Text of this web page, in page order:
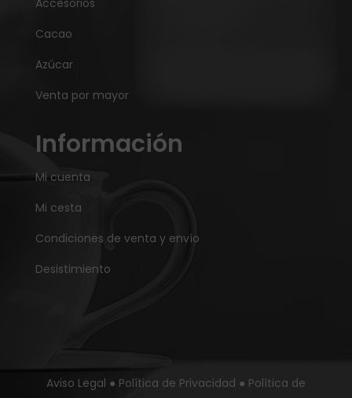
Accesorios
Cacao
Azúcar
Venta por mayor
Información
Mi cuenta
Mi cesta
Condiciones de venta y envío
Desistimiento
Aviso Legal ● Política de Privacidad ● Política de